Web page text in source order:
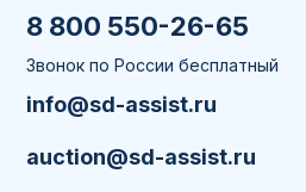
8 800 550-26-65
Звонок по России бесплатный
info@sd-assist.ru
auction@sd-assist.ru